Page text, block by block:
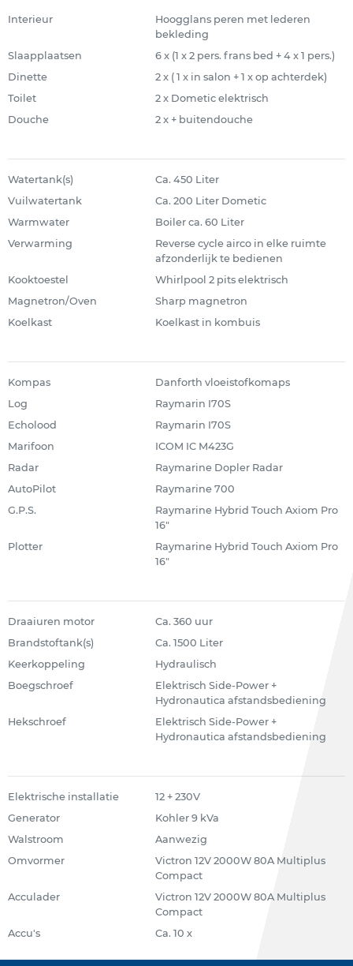
Interieur
Hoogglans peren met lederen
bekleding
Slaapplaatsen
6 x (1 x 2 pers. frans bed + 4 x 1 pers.)
Dinette
2 x ( 1 x in salon + 1 x op achterdek)
Toilet
2 x Dometic elektrisch
Douche
2 x + buitendouche
Watertank(s)
Ca. 450 Liter
Vuilwatertank
Ca. 200 Liter Dometic
Warmwater
Boiler ca. 60 Liter
Verwarming
Reverse cycle airco in elke ruimte
afzonderlijk te bedienen
Kooktoestel
Whirlpool 2 pits elektrisch
Magnetron/Oven
Sharp magnetron
Koelkast
Koelkast in kombuis
Kompas
Danforth vloeistofkomaps
Log
Raymarin I70S
Echolood
Raymarin I70S
Marifoon
ICOM IC M423G
Radar
Raymarine Dopler Radar
AutoPilot
Raymarine 700
G.P.S.
Raymarine Hybrid Touch Axiom Pro
16"
Plotter
Raymarine Hybrid Touch Axiom Pro
16"
Draaiuren motor
Ca. 360 uur
Brandstoftank(s)
Ca. 1500 Liter
Keerkoppeling
Hydraulisch
Boegschroef
Elektrisch Side-Power +
Hydronautica afstandsbediening
Hekschroef
Elektrisch Side-Power +
Hydronautica afstandsbediening
Elektrische installatie
12 + 230V
Generator
Kohler 9 kVa
Walstroom
Aanwezig
Omvormer
Victron 12V 2000W 80A Multiplus
Compact
Acculader
Victron 12V 2000W 80A Multiplus
Compact
Accu's
Ca. 10 x